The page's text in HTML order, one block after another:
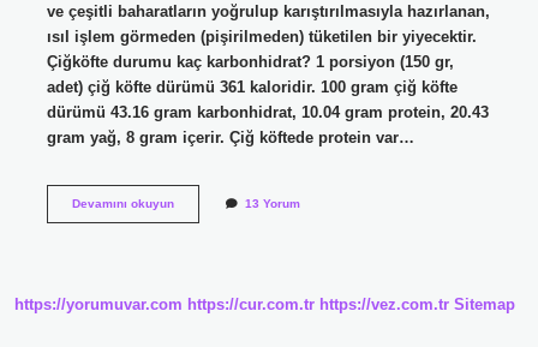
ve çeşitli baharatların yoğrulup karıştırılmasıyla hazırlanan,
ısıl işlem görmeden (pişirilmeden) tüketilen bir yiyecektir.
Çiğköfte durumu kaç karbonhidrat? 1 porsiyon (150 gr,
adet) çiğ köfte dürümü 361 kaloridir. 100 gram çiğ köfte
dürümü 43.16 gram karbonhidrat, 10.04 gram protein, 20.43
gram yağ, 8 gram içerir. Çiğ köftede protein var…
Devamını okuyunÇiğ
13 Yorum
https://yorumuvar.com https://cur.com.tr https://vez.com.tr Sitemap